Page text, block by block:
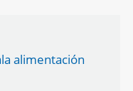
alimentación